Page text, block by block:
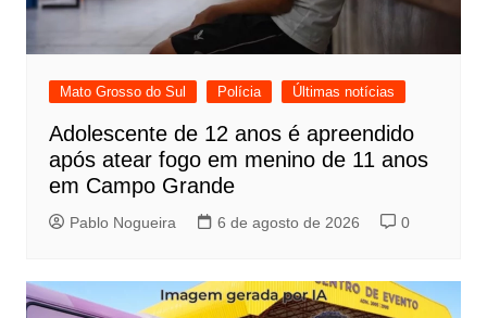
Mato Grosso do Sul Polícia Últimas notícias
Adolescente de 12 anos é apreendido
após atear fogo em menino de 11 anos
em Campo Grande
Pablo Nogueira 6 de agosto de 2026 0